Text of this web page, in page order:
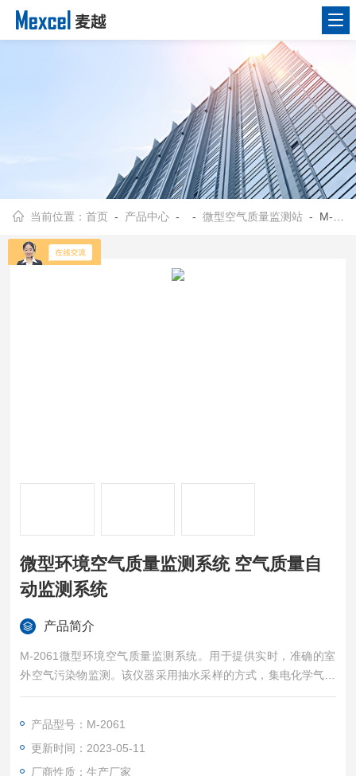
当前位置：首页 - 产品中心 - -微型空气质量监测站 - M-2061微型环境空气质量监测系统 空气质量自动监测系统
微型环境空气质量监测系统 空气质量自
动监测系统
产品简介
M-2061微型环境空气质量监测系统。用于提供实时，准确的室
外空气污染物监测。该仪器采用抽水采样的方式，集电化学气体
传感器，激光散射粒子传感器，气象传感器等于一体，实现空气
进行校正。
产品型号：M-2061
更新时间：2023-05-11
厂商性质：生产厂家